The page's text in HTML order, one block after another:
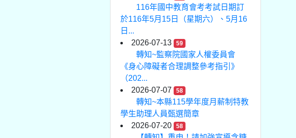
116年國中教育會考考試日期訂
於116年5月15日（星期六）、5月16
日...
2026-07-13
59
轉知~監察院國家人權委員會
《身心障礙者合理調整參考指引》
（202...
2026-07-07
58
轉知~本縣115學年度月薪制特教
學生助理人員甄選簡章
2026-07-20
58